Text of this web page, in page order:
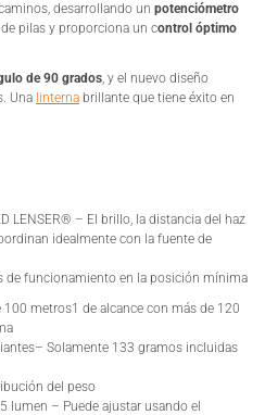
desarrollando un potenciómetro
pilas y proporciona un control óptimo
de 90 grados, y el nuevo diseño
Una linterna brillante que tiene éxito en
LENSER® – El brillo, la distancia del haz
idealmente con la fuente de
de funcionamiento en la posición mínima
100 metros1 de alcance con más de 120
Solamente 133 gramos incluidas
del peso
lumen – Puede ajustar usando el